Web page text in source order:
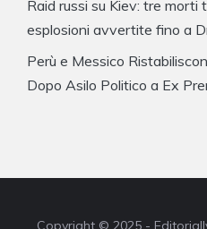
Raid russi su Kiev: tre morti
esplosioni avvertite fino a
Perù e Messico
Dopo Asilo Politico a Ex
Copyright © 2025 -